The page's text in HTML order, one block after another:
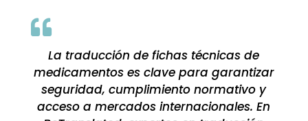

La traducción de fichas técnicas de
medicamentos es clave para garantizar
seguridad, cumplimiento normativo y
acceso a mercados internacionales. En